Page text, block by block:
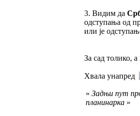
3. Видим да
одступања од
или је
За сад толико,
Хвала унапред
« Задњи пут
планинарка »